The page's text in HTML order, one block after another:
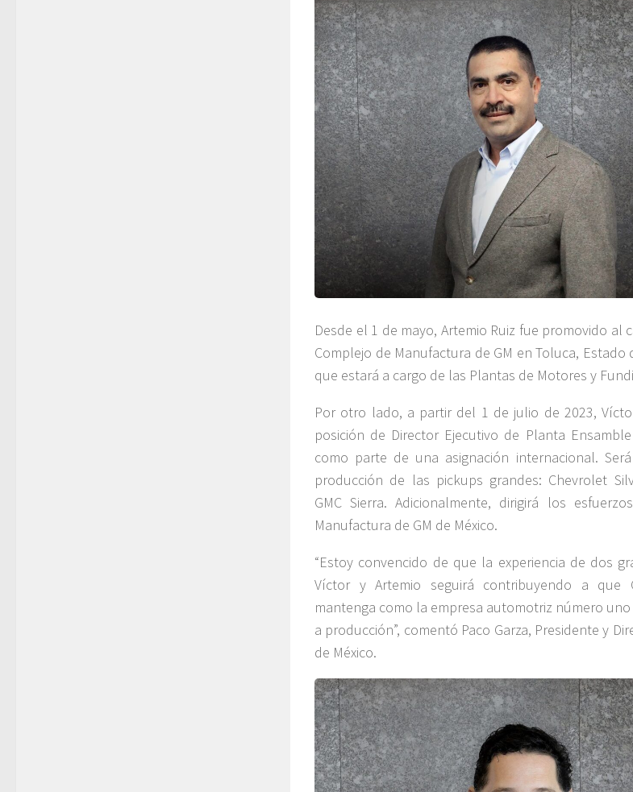
Desde el 1 de mayo, Artemio Ruiz fue promovido al
Complejo de Manufactura de GM en Toluca, Estado
que estará a cargo de las Plantas de Motores y
Por otro lado, a partir del 1 de julio de 2023,
posición de Director Ejecutivo de Planta
como parte de una asignación internacional.
producción de las pickups grandes: Chevrolet
GMC Sierra. Adicionalmente, dirigirá los
Manufactura de GM de México.
“Estoy convencido de que la experiencia de dos
Víctor y Artemio seguirá contribuyendo a que
mantenga como la empresa automotriz número
a producción”, comentó Paco Garza, Presidente y
de México.